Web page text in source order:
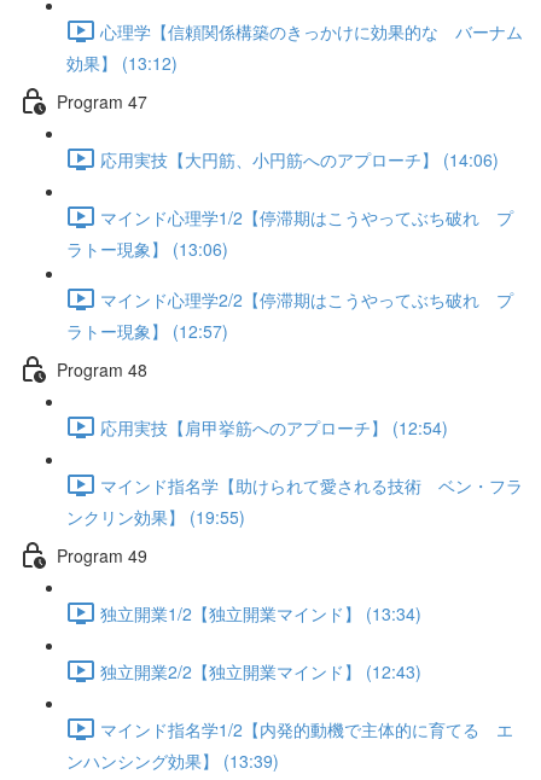
心理学【信頼関係構築のきっかけに効果的な バーナム
効果】 (13:12)
Program 47
応用実技【大円筋、小円筋へのアプローチ】 (14:06)
マインド心理学1/2【停滞期はこうやってぶち破れ プ
ラトー現象】 (13:06)
マインド心理学2/2【停滞期はこうやってぶち破れ プ
ラトー現象】 (12:57)
Program 48
応用実技【肩甲挙筋へのアプローチ】 (12:54)
マインド指名学【助けられて愛される技術 ベン・フラ
ンクリン効果】 (19:55)
Program 49
独立開業1/2【独立開業マインド】 (13:34)
独立開業2/2【独立開業マインド】 (12:43)
マインド指名学1/2【内発的動機で主体的に育てる エ
ンハンシング効果】 (13:39)